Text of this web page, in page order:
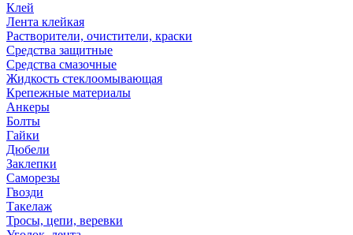
Клей
Лента клейкая
Растворители, очистители, краски
Средства защитные
Средства смазочные
Жидкость стеклоомывающая
Крепежные материалы
Анкеры
Болты
Гайки
Дюбели
Заклепки
Саморезы
Гвозди
Такелаж
Тросы, цепи, веревки